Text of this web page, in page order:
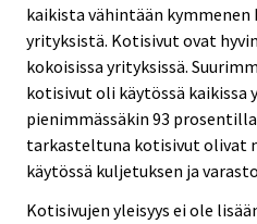
kaikista vähintään
yrityksistä. Kotisivut ovat
kokoisissa yrityksissä.
kotisivut oli käytössä kaikissa
pienimmässäkin 93
tarkasteltuna kotisivut olivat
käytössä kuljetuksen ja
Kotisivujen yleisyys ei ole